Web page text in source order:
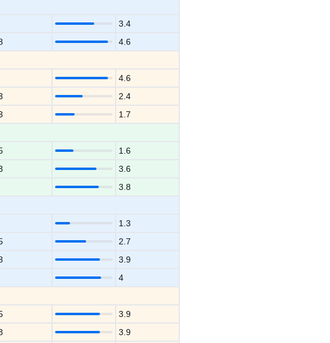
3.4
4.6
4.6
2.4
1.7
1.6
3.6
3.8
1.3
2.7
3.9
4
3.9
3.9